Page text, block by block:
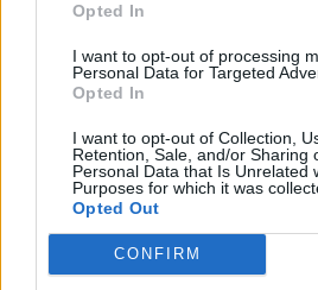
Opted In
I want to opt-out of processing
Personal Data for Targeted
Opted In
I want to opt-out of Collection,
Retention, Sale, and/or Sharing
Personal Data that Is Unrelated
Purposes for which it was
Opted Out
CONFIRM